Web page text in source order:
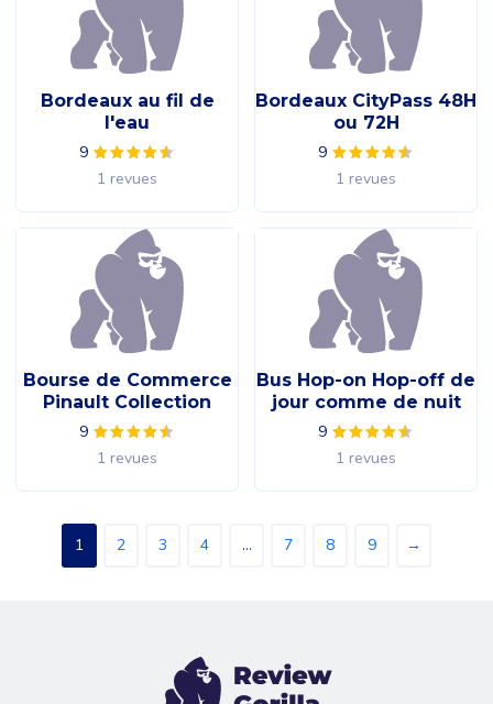
Bordeaux au fil de
l'eau
9
1 revues
Bordeaux CityPass 48H
ou 72H
9
1 revues
Bourse de Commerce
Pinault Collection
9
1 revues
Bus Hop-on Hop-off de
jour comme de nuit
9
1 revues
1 2 3 4 … 7 8 9 →